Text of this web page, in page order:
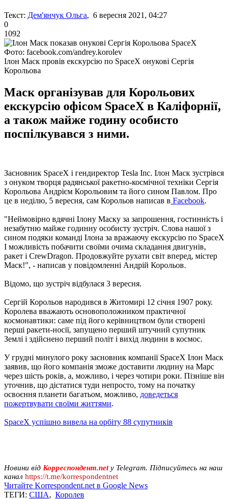
Текст: Дем'янчук Ольга, 6 вересня 2021, 04:27
0
1092
Фото: facebook.com/andrey.korolev
Ілон Маск провів екскурсію по SpaceX онукові Сергія
Корольова
Маск організував для Корольових
екскурсію офісом SpaceX в Каліфорнії,
а також майже годину особисто
поспілкувався з ними.
Засновник SpaceX і гендиректор Tesla Inc. Ілон Маск зустрівся
з онуком творця радянської ракетно-космічної техніки Сергія
Корольова Андрієм Корольовим та його сином Павлом. Про
це в неділю, 5 вересня, сам Корольов написав в Facebook.
"Неймовірно вдячні Ілону Маску за запрошення, гостинність і
незабутню майже годинну особисту зустріч. Слова нашої з
сином подяки команді Ілона за вражаючу екскурсію по SpaceX
І можливість побачити своїми очима складання двигунів,
ракет і CrewDragon. Продовжуйте рухати світ вперед, містер
Маск!", - написав у повідомленні Андрій Корольов.
Відомо, що зустріч відбулася 3 вересня.
Сергій Корольов народився в Житомирі 12 січня 1907 року.
Королева вважають основоположником практичної
космонавтики: саме під його керівництвом були створені
перші ракети-носії, запущено перший штучний супутник
Землі і здійснено перший політ і вихід людини в космос.
У грудні минулого року засновник компанії SpaceX Ілон Маск
заявив, що його компанія зможе доставити людину на Марс
через шість років, а, можливо, і через чотири роки. Пізніше він
уточнив, що дістатися туди непросто, тому на початку
освоєння планети багатьом, можливо, доведеться
пожертвувати своїми життями.
SpaceX успішно вивела на орбіту 88 супутників
Новини від Корреспондент.net у Telegram. Підписуйтесь на наш
канал https://t.me/korrespondentnet
Читайте Korrespondent.net в Google News
ТЕГИ: США, Королев